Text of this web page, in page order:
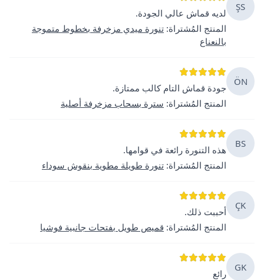
ŞS
لديه قماش عالي الجودة.
المنتج المُشتراة: تنورة ميدي مزخرفة بخطوط متموجة
بالنعناع
ÖN
جودة قماش التام كالب ممتازة.
المنتج المُشتراة: سترة بسحاب مزخرفة أصلية
BS
هذه التنورة رائعة في قوامها.
المنتج المُشتراة: تنورة طويلة مطوية بنقوش سوداء
ÇK
أحببت ذلك.
المنتج المُشتراة: قميص طويل بفتحات جانبية فوشيا
GK
رائع